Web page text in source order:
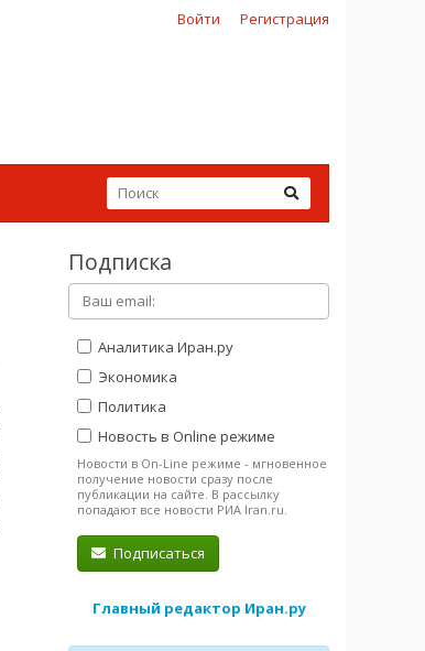
Войти Регистрация
Подписка
Аналитика Иран.ру
Экономика
Политика
Новость в Online режиме
Новости в On-Line режиме - мгновенное
получение новости сразу после
публикации на сайте. В рассылку
попадают все новости РИА Iran.ru.
Подписаться
Главный редактор Иран.ру